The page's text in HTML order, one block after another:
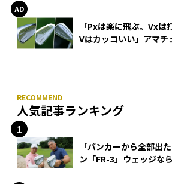
「Pxは楽に飛ぶ。Vx
Vはカッコいい」アマチ
人気記事ランキング
「バンカーから全部出
ン「FR-3」ウェッジな